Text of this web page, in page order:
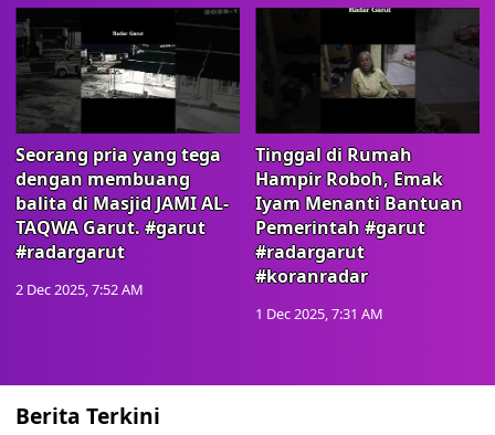
Seorang pria yang tega
dengan membuang
balita di Masjid JAMI AL-
TAQWA Garut. #garut
#radargarut
2 Dec 2025, 7:52 AM
Tinggal di Rumah
Hampir Roboh, Emak
Iyam Menanti Bantuan
Pemerintah #garut
#radargarut
#koranradar
1 Dec 2025, 7:31 AM
Berita Terkini